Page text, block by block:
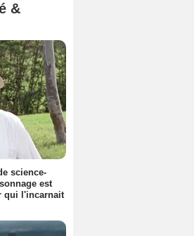
&
science-
est
qui l'incarnait